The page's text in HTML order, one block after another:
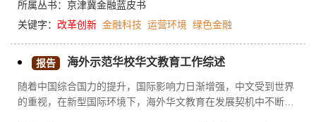
的市场环境。2018年，金融业的深度开放和新一轮技术革命又为
北京市金融行业的改革创新带来了前所未有的机遇。未来，北京
市要以不发生系统性金融风险为底线，不断地吸引各类金融人
才，加强金融科技与传统金融行业的结合，大力构建绿色金融体
系，在进一步扩大金融开放中，继续推动北京市金融业高质量发
展。
所属丛书： 京津冀金融蓝皮书
关键字： 改革创新 金融科技 运营环境 绿色金融
报告 海外示范华校华文教育工作综述
随着中国综合国力的提升，国际影响力日渐增强，中文受到世界
的重视，在新型国际环境下，海外华文教育在发展契机中不断成